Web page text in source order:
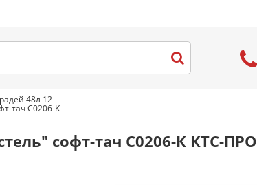
48л 12
тач С0206-К
софт-тач С0206-К КТС-ПРО